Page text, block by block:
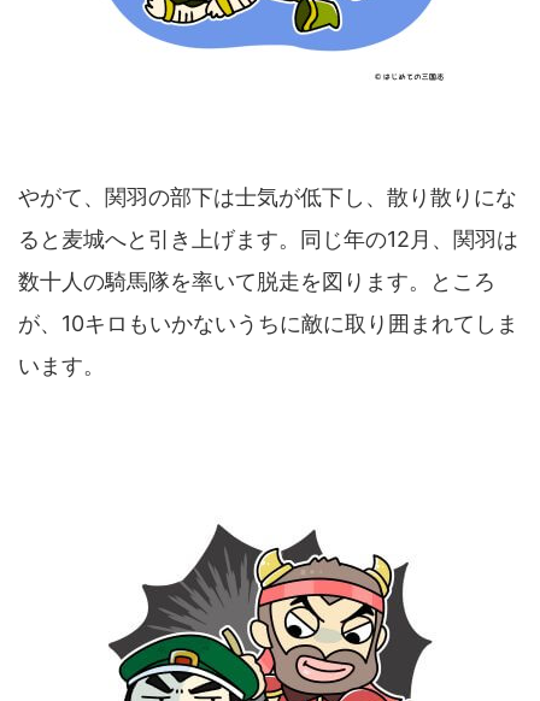
やがて、関羽の部下は士気が低下し、散り散りにな
ると麦城へと引き上げます。同じ年の12月、関羽は
数十人の騎馬隊を率いて脱走を図ります。ところ
が、10キロもいかないうちに敵に取り囲まれてしま
います。